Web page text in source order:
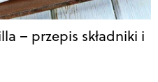
– przepis składniki i